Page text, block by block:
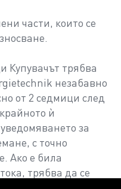
части, които се
Купувачът трябва
незабавно
от 2 седмици след
ѝ
за
с точно
Ако е била
трябва да се